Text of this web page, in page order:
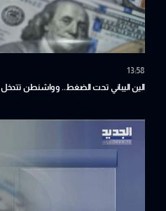
13:58
الين اليباني تحت الضغط.. وواشنطن تتدخل